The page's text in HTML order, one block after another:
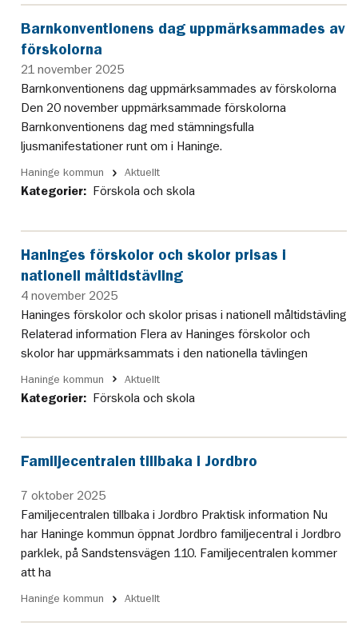
Barnkonventionens dag uppmärksammades av
förskolorna
21 november 2025
Barnkonventionens dag uppmärksammades av förskolorna
Den 20 november uppmärksammade förskolorna
Barnkonventionens dag med stämningsfulla
ljusmanifestationer runt om i Haninge.
Haninge kommun Aktuellt
Kategorier: Förskola och skola
Haninges förskolor och skolor prisas i
nationell måltidstävling
4 november 2025
Haninges förskolor och skolor prisas i nationell måltidstävling
Relaterad information Flera av Haninges förskolor och
skolor har uppmärksammats i den nationella tävlingen
Haninge kommun Aktuellt
Kategorier: Förskola och skola
Familjecentralen tillbaka i Jordbro
7 oktober 2025
Familjecentralen tillbaka i Jordbro Praktisk information Nu
har Haninge kommun öppnat Jordbro familjecentral i Jordbro
parklek, på Sandstensvägen 110. Familjecentralen kommer
att ha
Haninge kommun Aktuellt